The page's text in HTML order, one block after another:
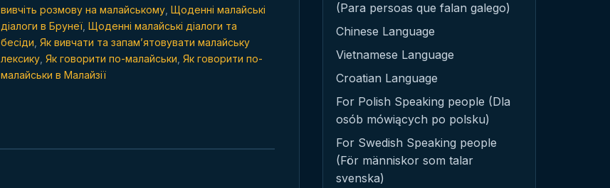
вивчіть розмову на малайському Щоденні малайські
діалоги в Брунеї Щоденні малайські діалоги та
бесіди Як вивчати та запам’ятовувати малайську
лексику Як говорити по-малайськи Як говорити по-
малайськи в Малайзії
(Para persoas que falan galego)
Chinese Language
Vietnamese Language
Croatian Language
For Polish Speaking people (Dla
osób mówiących po polsku)
For Swedish Speaking people
(För människor som talar
svenska)